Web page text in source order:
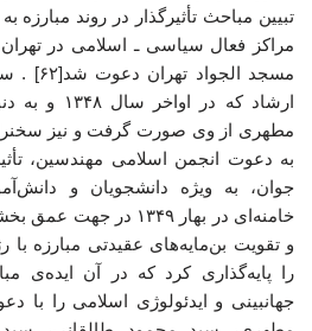
تبیین مباحث تأثیرگذار در روند مبارزه
مراکز فعال سیاسی ـ اسلامی در
مسجد
ارشاد که
مطهری از وی صورت گرفت و نیز
به دعوت انجمن اسلامی مهندسین،
خامنه‌ای در بهار ۱۳۴۹
و تقویت بن‌مایه‌های عقیدتی مبارزه
را پایه‌گذاری کرد که در آن ایده‌ی
جهانبینی و ایدئولوژی اسلامی را با